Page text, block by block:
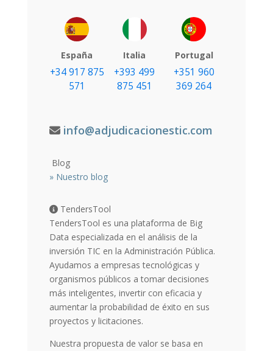
España
+34 917 875
571
Italia
+393 499
875 451
Portugal
+351 960
369 264
info@adjudicacionestic.com
Blog
» Nuestro blog
TendersTool
TendersTool es una plataforma de Big
Data especializada en el análisis de la
inversión TIC en la Administración Pública.
Ayudamos a empresas tecnológicas y
organismos públicos a tomar decisiones
más inteligentes, invertir con eficacia y
aumentar la probabilidad de éxito en sus
proyectos y licitaciones.
Nuestra propuesta de valor se basa en